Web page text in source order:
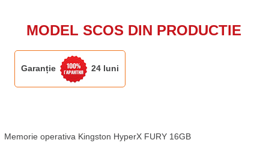
MODEL SCOS DIN PRODUCTIE
Garanție 24 luni
Memorie operativa Kingston HyperX FURY 16GB